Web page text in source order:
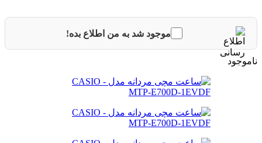
موجود شد به من اطلاع بده!
ناموجود